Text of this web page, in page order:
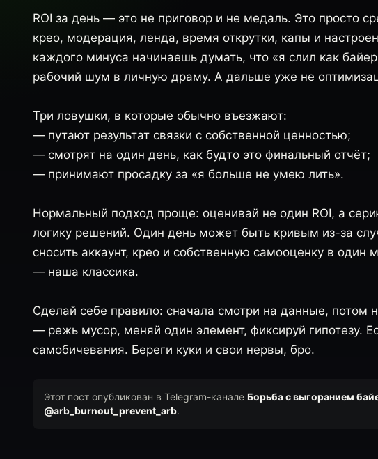
ROI за день — это не приговор и не медаль. Это просто
крео, модерация, ленда, время открутки, капы и
каждого минуса начинаешь думать, что «я слил как
рабочий шум в личную драму. А дальше уже не
Три ловушки, в которые обычно въезжают:
— путают результат связки с собственной ценностью;
— смотрят на один день, как будто это финальный отчёт;
— принимают просадку за «я больше не умею лить».
Нормальный подход проще: оценивай не один ROI, а
логику решений. Один день может быть кривым из-за
сносить аккаунт, крео и собственную самооценку в один
— наша классика.
Сделай себе правило: сначала смотри на данные, потом
— режь мусор, меняй один элемент, фиксируй гипотезу.
самобичевания. Береги куки и свои нервы, бро.
Этот пост опубликован в Telegram-канале Борьба с выгоранием
@arb_burnout_prevent_arb.